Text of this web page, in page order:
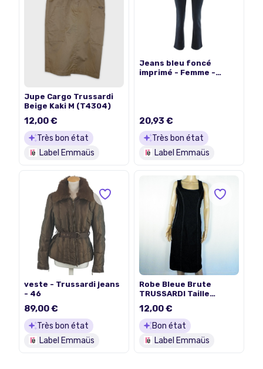
Jupe Cargo Trussardi
Beige Kaki M (T4304)
12,00 €
Très bon état
Label Emmaüs
Jeans bleu foncé
imprimé - Femme -
20,93 €
Très bon état
Label Emmaüs
veste - Trussardi jeans
- 46
89,00 €
Très bon état
Label Emmaüs
Robe Bleue Brute
TRUSSARDI Taille
12,00 €
Bon état
Label Emmaüs